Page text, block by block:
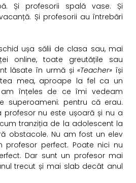
Și profesorii spală vase. Și
Și profesorii au întrebări
ușa sălii de clasa sau, mai
online, toate greutățile sau
lăsate în urmă și «Teacher» își
mea, aproape la fel ca un
am înțeles de ce îmi vedeam
superoameni: pentru că erau.
profesor nu este ușoară și nu a
tranziția de la adolescent la
obstacole. Nu am fost un elev
profesor perfect. Poate nici nu
Dar sunt un profesor mai
trecut și mai slab decât anul